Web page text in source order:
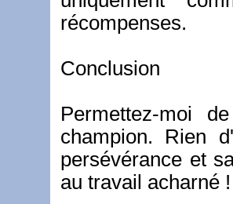
récompenses.
Conclusion
Permettez-moi
champion. Rien
persévérance et
au travail acharné !